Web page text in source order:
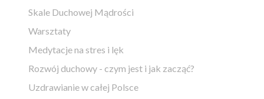
Skale Duchowej Mądrości
Warsztaty
Medytacje na stres i lęk
Rozwój duchowy - czym jest i jak zacząć?
Uzdrawianie w całej Polsce